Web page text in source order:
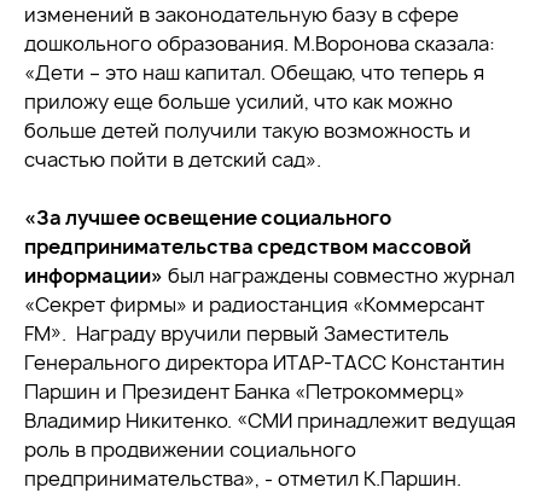
изменений в законодательную базу в сфере
дошкольного образования. М.Воронова сказала:
«Дети – это наш капитал. Обещаю, что теперь я
приложу еще больше усилий, что как можно
больше детей получили такую возможность и
счастью пойти в детский сад».
«За лучшее освещение социального
предпринимательства средством массовой
информации» был награждены совместно журнал
«Секрет фирмы» и радиостанция «Коммерсант
FM». Награду вручили первый Заместитель
Генерального директора ИТАР-ТАСС Константин
Паршин и Президент Банка «Петрокоммерц»
Владимир Никитенко. «СМИ принадлежит ведущая
роль в продвижении социального
предпринимательства», - отметил К.Паршин.